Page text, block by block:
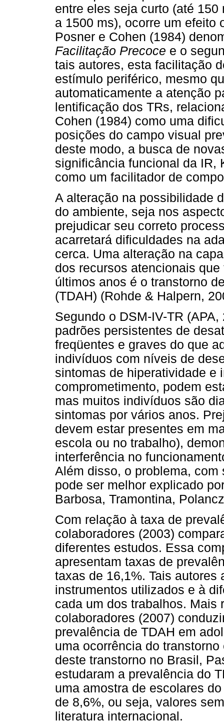
entre eles seja curto (até
a 1500 ms), ocorre um efeito
Posner e Cohen (1984)
Facilitação Precoce e o
tais autores, esta facilitação
estímulo periférico, mesmo
automaticamente a atenção
lentificação dos TRs,
Cohen (1984) como uma
posições do campo visual
deste modo, a busca de
significância funcional da IR,
como um facilitador de
A alteração na possibilidade
do ambiente, seja nos
prejudicar seu correto
acarretará dificuldades na
cerca. Uma alteração na
dos recursos atencionais
últimos anos é o transtorno
(TDAH) (Rohde & Halpern,
Segundo o DSM-IV-TR
padrões persistentes de
freqüentes e graves do que
indivíduos com níveis de
sintomas de hiperatividade e
comprometimento, podem
mas muitos indivíduos são
sintomas por vários anos.
devem estar presentes em
escola ou no trabalho),
interferência no
Além disso, o problema,
pode ser melhor explicado
Barbosa, Tramontina,
Com relação à taxa de
colaboradores (2003)
diferentes estudos. Essa
apresentam taxas de
taxas de 16,1%. Tais
instrumentos utilizados e à
cada um dos trabalhos. Mais
colaboradores (2007)
prevalência de TDAH em
uma ocorrência do
deste transtorno no Brasil,
estudaram a prevalência do
uma amostra de escolares
de 8,6%, ou seja, valores
literatura internacional.